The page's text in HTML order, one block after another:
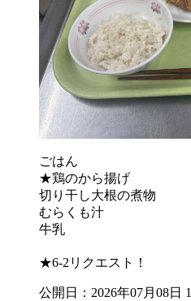
ごはん
★鶏のから揚げ
切り干し大根の煮物
むらくも汁
牛乳
★6-2リクエスト！
公開日：2026年07月08日